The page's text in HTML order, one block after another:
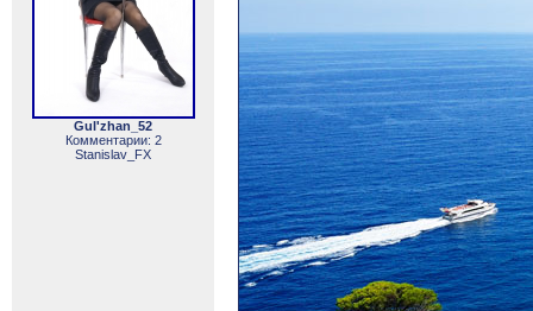
Gul'zhan_52
Комментарии: 2
Stanislav_FX